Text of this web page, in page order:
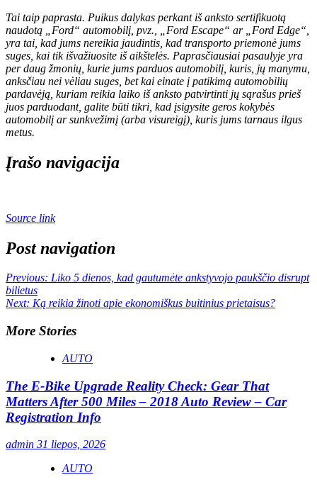
Tai taip paprasta. Puikus dalykas perkant iš anksto sertifikuotą
naudotą „Ford“ automobilį, pvz., „Ford Escape“ ar „Ford Edge“,
yra tai, kad jums nereikia jaudintis, kad transporto priemonė jums
suges, kai tik išvažiuosite iš aikštelės. Paprasčiausiai pasaulyje yra
per daug žmonių, kurie jums parduos automobilį, kuris, jų manymu,
anksčiau nei vėliau suges, bet kai einate į patikimą automobilių
pardavėją, kuriam reikia laiko iš anksto patvirtinti jų sąrašus prieš
juos parduodant, galite būti tikri, kad įsigysite geros kokybės
automobilį ar sunkvežimį (arba visureigį), kuris jums tarnaus ilgus
metus.
Įrašo navigacija
Source link
Post navigation
Previous: Liko 5 dienos, kad gautumėte ankstyvojo paukščio disrupt
bilietus
Next: Ką reikia žinoti apie ekonomiškus buitinius prietaisus?
More Stories
AUTO
The E-Bike Upgrade Reality Check: Gear That
Matters After 500 Miles – 2018 Auto Review – Car
Registration Info
admin 31 liepos, 2026
AUTO